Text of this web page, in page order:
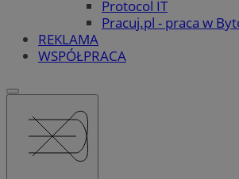
Protocol IT
Pracuj.pl - praca w
REKLAMA
WSPÓŁPRACA